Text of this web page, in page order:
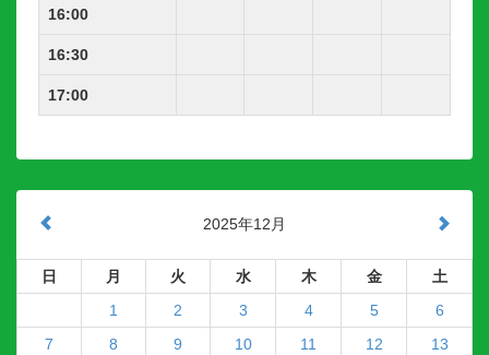
16:00
16:30
17:00
2025年12月
日 月 火 水 木 金
土
1
2 3 4 5
6
7
8 9 10 11 12 13